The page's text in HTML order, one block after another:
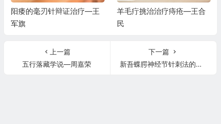
阳痿的毫刃针辩证治疗—王
军旗
羊毛疔挑治治疗痔疮—王合
民
上一篇
五行落藏学说—周嘉荣
下一篇
新吾蝶腭神经节针刺法的临床应用—杨威